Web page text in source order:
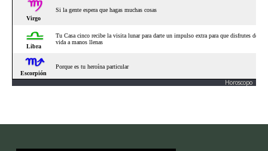
Horoscopo